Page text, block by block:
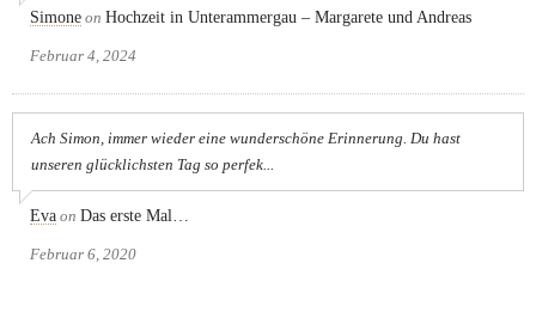
Simone on Hochzeit in Unterammergau – Margarete und Andreas
Februar 4, 2024
Ach Simon, immer wieder eine wunderschöne Erinnerung. Du hast
unseren glücklichsten Tag so perfek...
Eva on Das erste Mal…
Februar 6, 2020